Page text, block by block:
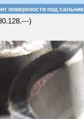
поверхности под сальник
)